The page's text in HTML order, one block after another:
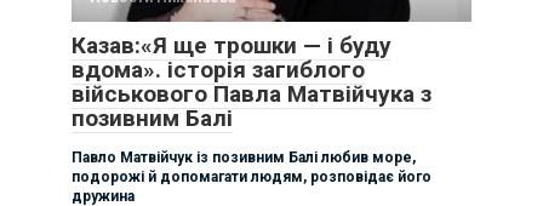
Казав:«Я ще трошки — і буду
вдома». історія загиблого
військового Павла Матвійчука з
позивним Балі
Павло Матвійчук із позивним Балі любив море,
подорожі й допомагати людям, розповідає його
дружина